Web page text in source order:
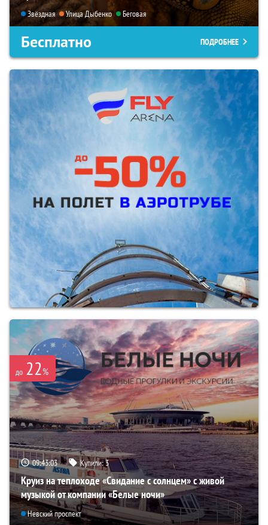
Звёздная Улица Дыбенко Беговая
Бесплатно ПОДРОБНЕЕ
до 22%
09:43:02 Купили:3
Круиз на теплоходе «Свидание с солнцем» с живой
музыкой от компании «Белые ночи»
Невский проспект